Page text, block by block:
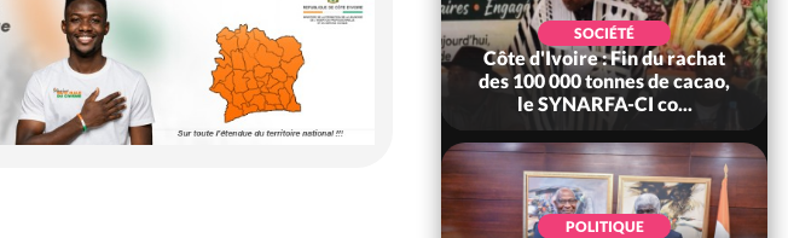
POLITIQUE
Côte d'Ivoire : Fête nationale,
Alassane Ouattara accorde
la grâce à 4 661...
SOCIÉTÉ
Côte d'Ivoire : Fin du rachat
des 100 000 tonnes de cacao,
le SYNARFA-CI co...
POLITIQUE